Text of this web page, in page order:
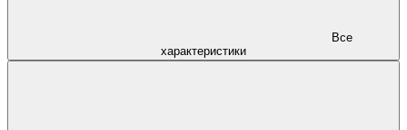
характеристики